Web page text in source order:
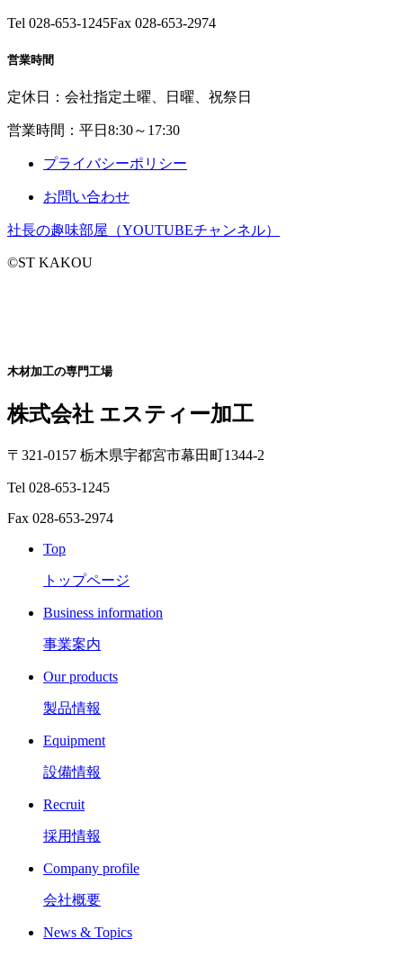
Tel 028-653-1245Fax 028-653-2974
営業時間
定休日：会社指定土曜、日曜、祝祭日
営業時間：平日8:30～17:30
プライバシーポリシー
お問い合わせ
社長の趣味部屋（YOUTUBEチャンネル）
©ST KAKOU
木材加工の専門工場
株式会社 エスティー加工
〒321-0157 栃木県宇都宮市幕田町1344-2
Tel 028-653-1245
Fax 028-653-2974
Top
トップページ
Business information
事業案内
Our products
製品情報
Equipment
設備情報
Recruit
採用情報
Company profile
会社概要
News & Topics